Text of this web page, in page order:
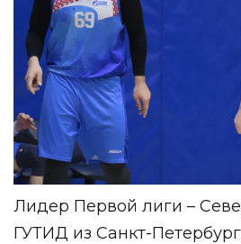
Лидер Первой лиги –
ГУТИД из Санкт-